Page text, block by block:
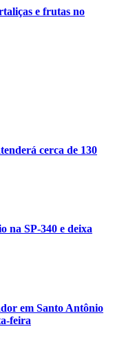
e frutas no
cerca de 130
na SP-340 e deixa
em Santo Antônio
feira